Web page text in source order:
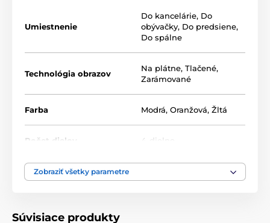
Umiestnenie
Do kancelárie, Do
obývačky, Do predsiene,
Do spálne
Technológia obrazov
Na plátne, Tlačené,
Zarámované
Farba Modrá, Oranžová, Žltá
Počet dielov 4-dielne
Zobraziť všetky parametre
Súvisiace produkty